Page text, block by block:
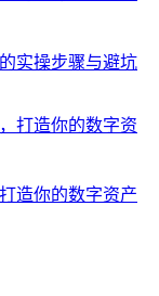
实操步骤与避坑
造你的数字资产